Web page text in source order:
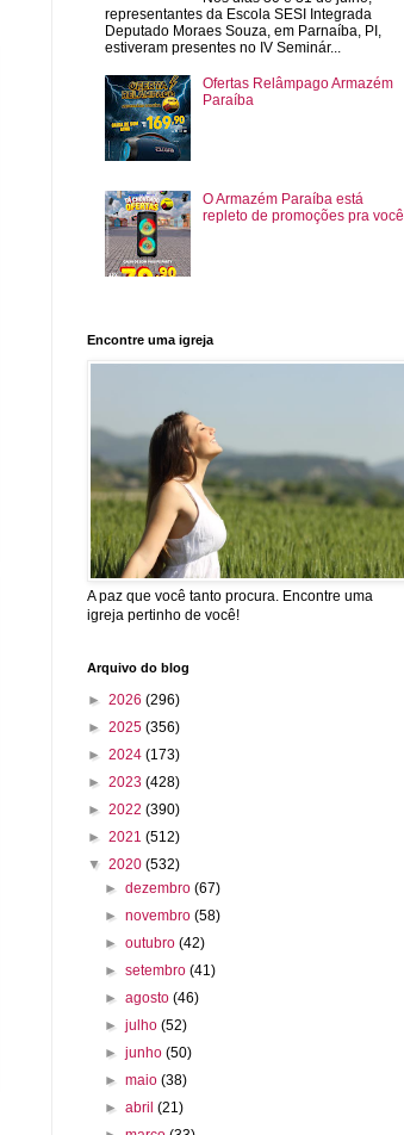
representantes da Escola SESI Integrada
Deputado Moraes Souza, em Parnaíba, PI,
estiveram presentes no IV Seminár...
Ofertas Relâmpago Armazém
Paraíba
O Armazém Paraíba está
repleto de promoções pra você
Encontre uma igreja
A paz que você tanto procura. Encontre uma
igreja pertinho de você!
Arquivo do blog
► 2026 (296)
► 2025 (356)
► 2024 (173)
► 2023 (428)
► 2022 (390)
► 2021 (512)
▼ 2020 (532)
►dezembro(67)
►novembro(58)
►outubro(42)
►setembro(41)
►agosto(46)
►julho(52)
►junho(50)
►maio(38)
►abril(21)